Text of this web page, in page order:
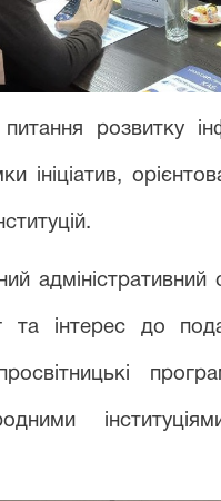
розвитку
ініціатив,
та інтерес до